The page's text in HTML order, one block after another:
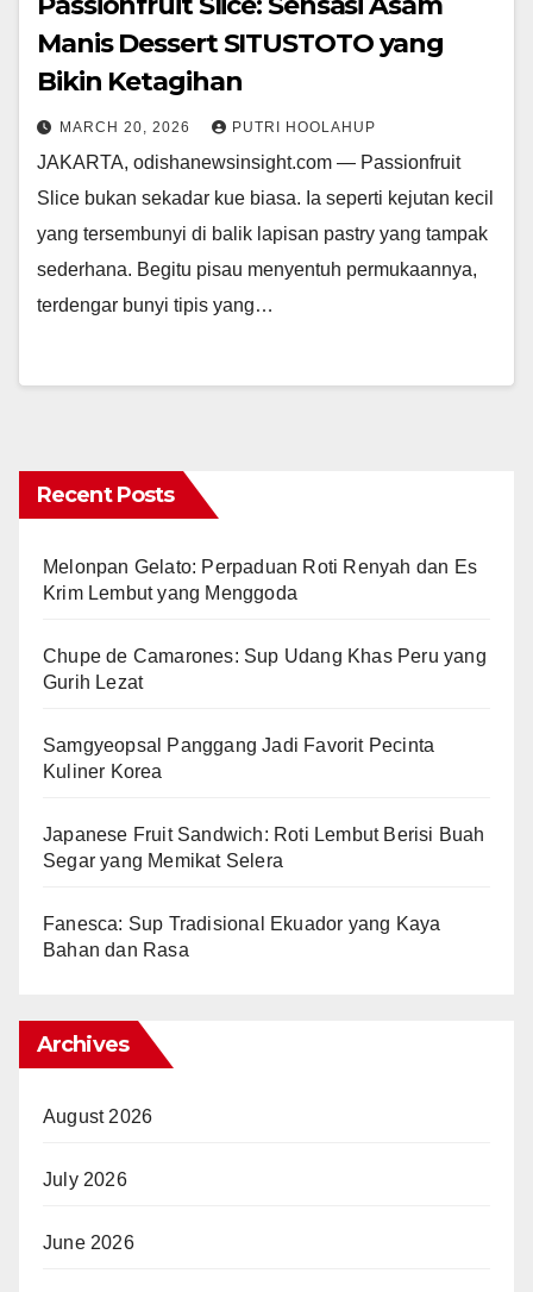
Manis Dessert SITUSTOTO yang
Bikin Ketagihan
MARCH 20, 2026 PUTRI HOOLAHUP
JAKARTA, odishanewsinsight.com — Passionfruit
Slice bukan sekadar kue biasa. Ia seperti kejutan kecil
yang tersembunyi di balik lapisan pastry yang tampak
sederhana. Begitu pisau menyentuh permukaannya,
terdengar bunyi tipis yang…
Recent Posts
Melonpan Gelato: Perpaduan Roti Renyah dan Es
Krim Lembut yang Menggoda
Chupe de Camarones: Sup Udang Khas Peru yang
Gurih Lezat
Samgyeopsal Panggang Jadi Favorit Pecinta
Kuliner Korea
Japanese Fruit Sandwich: Roti Lembut Berisi Buah
Segar yang Memikat Selera
Fanesca: Sup Tradisional Ekuador yang Kaya
Bahan dan Rasa
Archives
August 2026
July 2026
June 2026